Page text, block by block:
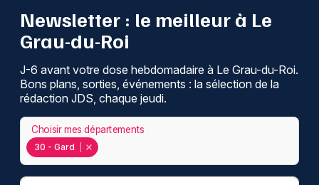
Newsletter : le meilleur à Le
Grau-du-Roi
J-6 avant votre dose hebdomadaire à Le Grau-du-Roi.
Bons plans, sorties, événements : la sélection de la
rédaction JDS, chaque jeudi.
30 - Gard
Choisir mes départements